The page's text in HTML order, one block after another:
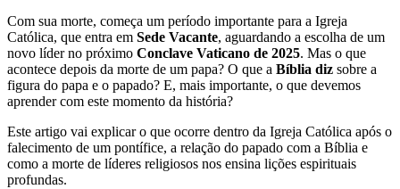
Com sua morte, começa um período importante para a Igreja
Católica, que entra em Sede Vacante, aguardando a escolha de um
novo líder no próximo Conclave Vaticano de 2025. Mas o que
acontece depois da morte de um papa? O que a Bíblia diz sobre a
figura do papa e o papado? E, mais importante, o que devemos
aprender com este momento da história?
Este artigo vai explicar o que ocorre dentro da Igreja Católica após o
falecimento de um pontífice, a relação do papado com a Bíblia e
como a morte de líderes religiosos nos ensina lições espirituais
profundas.